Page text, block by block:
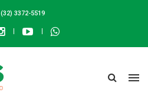
(32) 3372-5519